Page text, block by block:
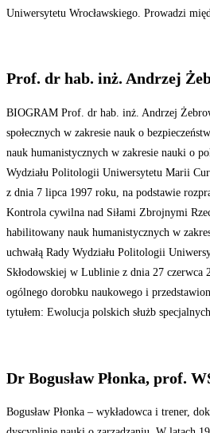
Uniwersytetu Wrocławskiego. Prowadzi
Prof. dr hab. inż. Andrzej
BIOGRAM Prof. dr hab. inż. Andrzej
społecznych w zakresie nauk o
nauk humanistycznych w zakresie nauki o
Wydziału Politologii Uniwersytetu Marii
z dnia 7 lipca 1997 roku, na podstawie
Kontrola cywilna nad Siłami Zbrojnymi
habilitowany nauk humanistycznych w
uchwałą Rady Wydziału Politologii
Skłodowskiej w Lublinie z dnia 27 czerwca
ogólnego dorobku naukowego i
tytułem: Ewolucja polskich służb
Dr Bogusław Płonka, prof.
Bogusław Płonka – wykładowca i trener,